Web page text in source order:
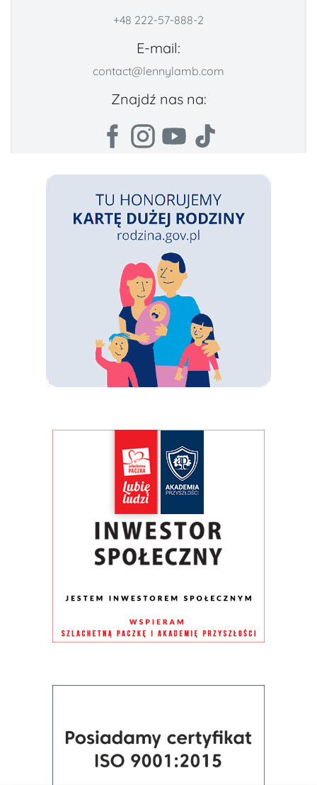
+48 222-57-888-2
E-mail:
contact@lennylamb.com
Znajdź nas na: